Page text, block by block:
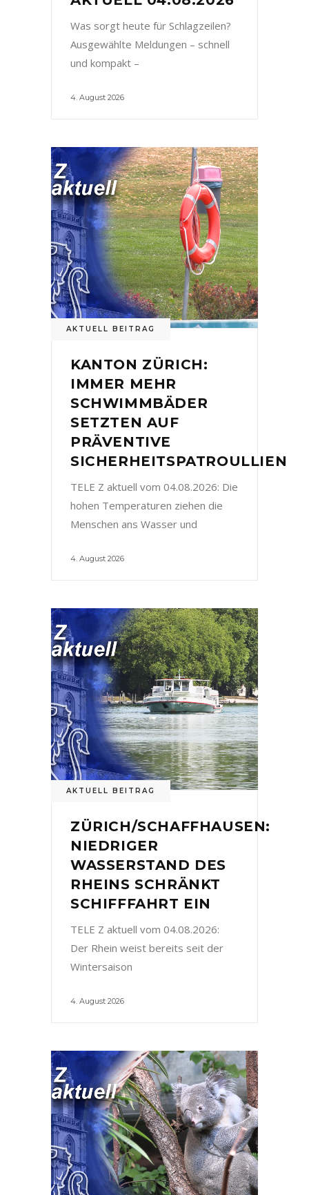
Was sorgt heute für Schlagzeilen?
Ausgewählte Meldungen – schnell
und kompakt –
4. August 2026
AKTUELL BEITRAG
KANTON ZÜRICH:
IMMER MEHR
SCHWIMMBÄDER
SETZTEN AUF
PRÄVENTIVE
SICHERHEITSPATROULLIEN
TELE Z aktuell vom 04.08.2026: Die
hohen Temperaturen ziehen die
Menschen ans Wasser und
4. August 2026
AKTUELL BEITRAG
ZÜRICH/SCHAFFHAUSEN:
NIEDRIGER
WASSERSTAND DES
RHEINS SCHRÄNKT
SCHIFFFAHRT EIN
TELE Z aktuell vom 04.08.2026:
Der Rhein weist bereits seit der
Wintersaison
4. August 2026